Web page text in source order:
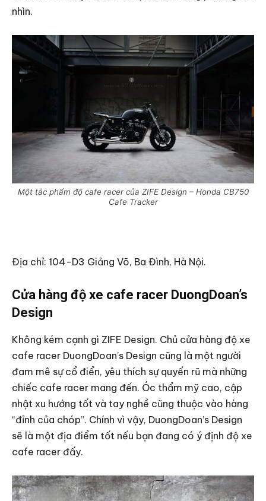
nhìn.
Một tác phẩm độ cafe racer của ZIFE Design – Honda CB750
Cafe Tracker
Địa chỉ: 104-D3 Giảng Võ, Ba Đình, Hà Nội.
Cửa hàng độ xe cafe racer DuongDoan’s
Design
Không kém cạnh gì ZIFE Design. Chủ cửa hàng độ xe
cafe racer DuongDoan’s Design cũng là một người
đam mê sự cổ điển, yêu thích sự quyến rũ mà những
chiếc cafe racer mang đến. Óc thẩm mỹ cao, cập
nhật xu hướng tốt và tay nghề cũng thuộc vào hàng
“đỉnh của chóp”. Chính vì vậy, DuongDoan’s Design
sẽ là một địa điểm tốt nếu bạn đang có ý định độ xe
cafe racer đấy.